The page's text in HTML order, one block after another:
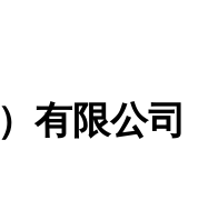
有限公司